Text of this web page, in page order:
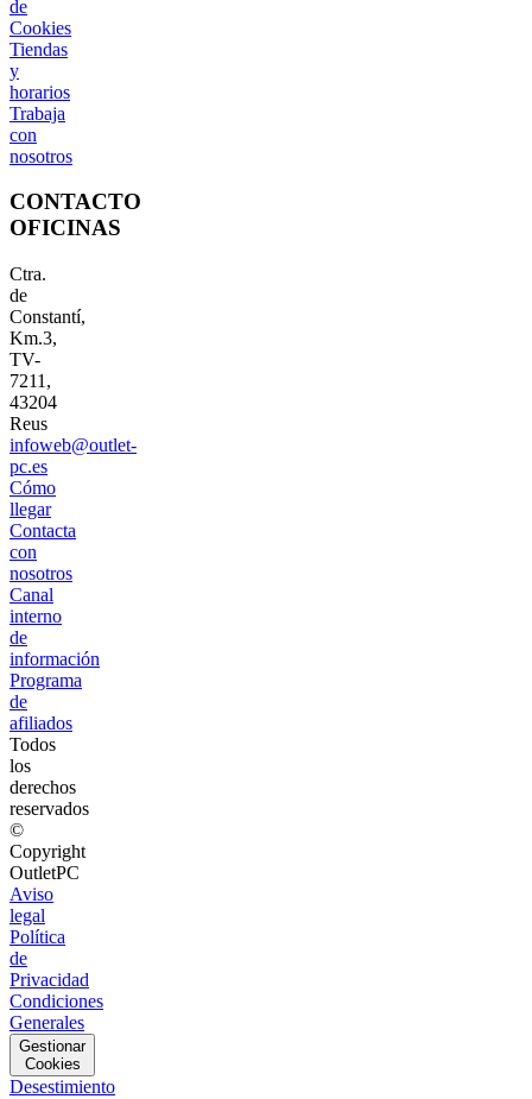
de
Cookies
Tiendas
y
horarios
Trabaja
con
nosotros
CONTACTO
OFICINAS
Ctra.
de
Constantí,
Km.3,
TV-
7211,
43204
Reus
infoweb@outlet-
pc.es
Cómo
llegar
Contacta
con
nosotros
Canal
interno
de
información
Programa
de
afiliados
Todos
los
derechos
reservados
©
Copyright
OutletPC
Aviso
legal
Política
de
Privacidad
Condiciones
Generales
Gestionar
Cookies
Desestimiento